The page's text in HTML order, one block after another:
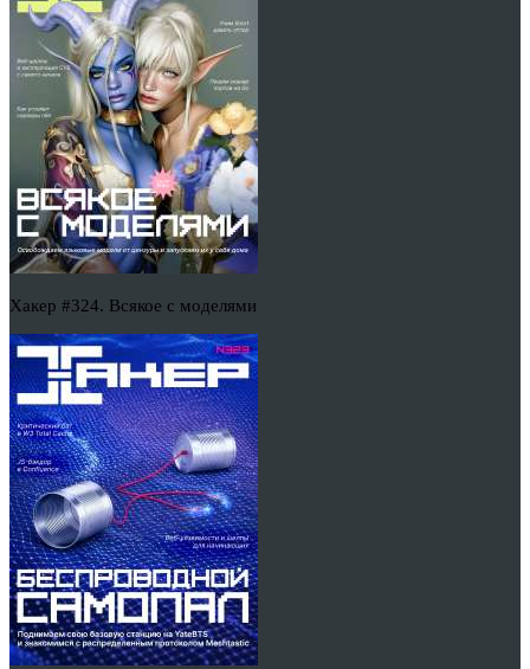
Хакер #324. Всякое с моделями